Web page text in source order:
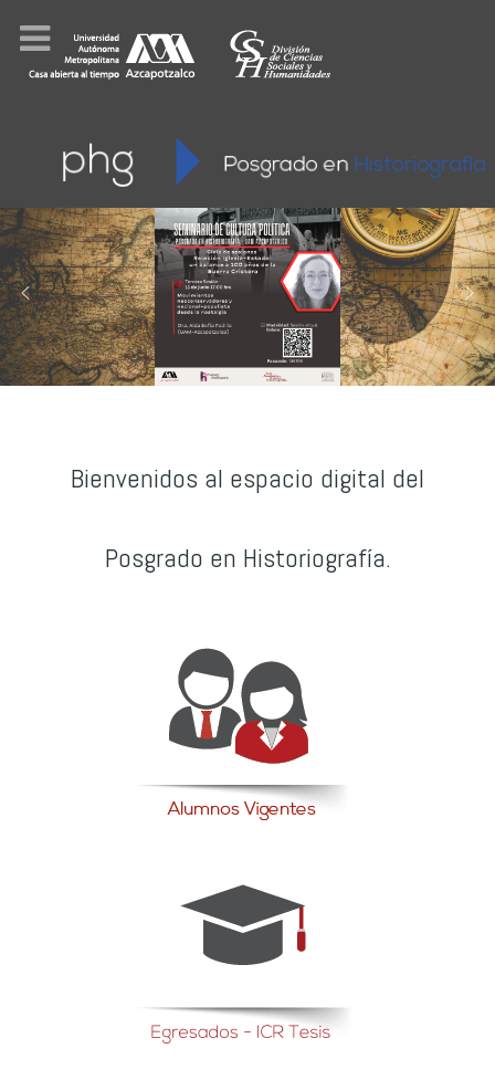
Bienvenidos al espacio digital del
Posgrado en Historiografía.